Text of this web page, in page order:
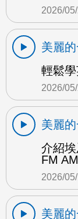
2026/
美麗
輕鬆
2026/
美麗
介紹
FM AM
2026/
美麗